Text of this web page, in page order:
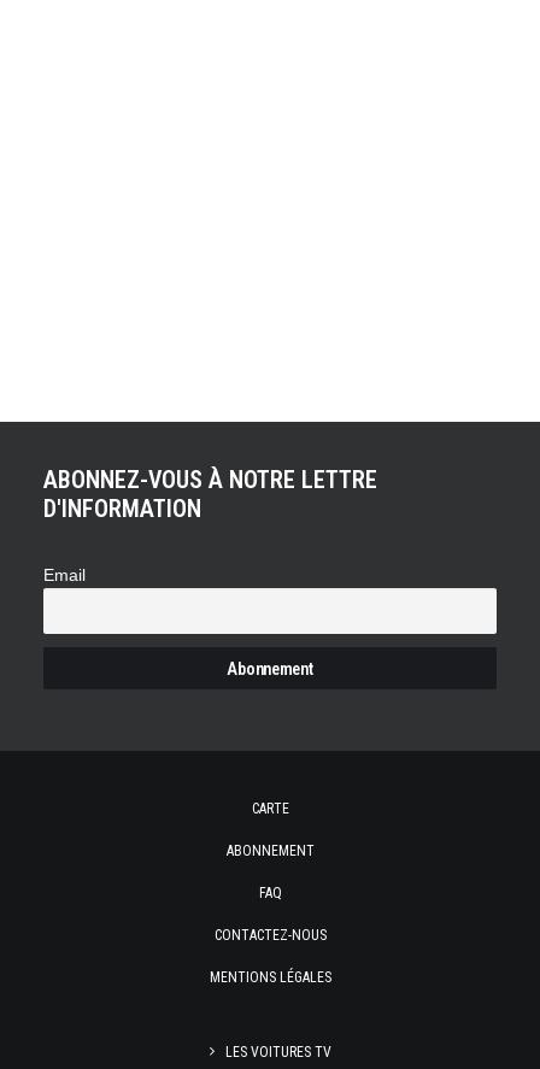
ABONNEZ-VOUS À NOTRE LETTRE
D'INFORMATION
Email
CARTE
ABONNEMENT
FAQ
CONTACTEZ-NOUS
MENTIONS LÉGALES
LES VOITURES TV